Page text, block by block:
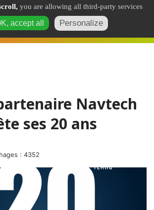
Navtech
ses 20 ans
: 4352
you are allowing all third-party services
accept all Personalize